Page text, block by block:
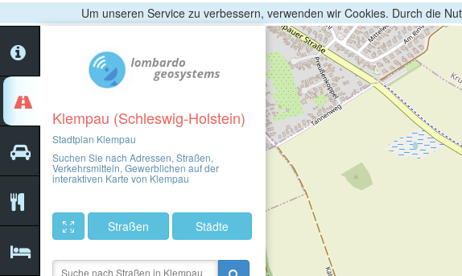
Um unseren Service zu verbessern, verwenden wir Cookies. Durch die
Klempau (Schleswig-Holstein)
Stadtplan Klempau
Suchen Sie nach Adressen, Straßen,
Verkehrsmitteln, Gewerblichen auf der
interaktiven Karte von Klempau
Straßen Städte